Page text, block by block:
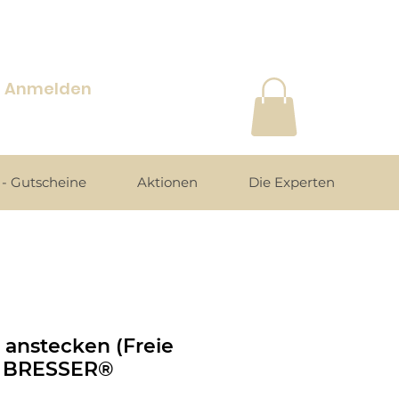
Anmelden
Gutscheine Aktionen Die Experten
(Freie